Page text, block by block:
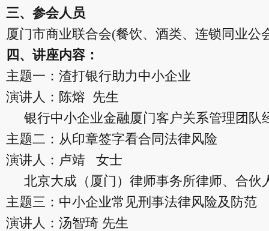
三、参会人员
厦门市商业联合会(餐饮、酒类、连锁同业公
四、讲座内容：
主题一：渣打银行助力中小企业
演讲人：陈熔 先生
银行中小企业金融厦门客户关系管理团队
主题二：从印章签字看合同法律风险
演讲人：卢靖 女士
北京大成（厦门）律师事务所律师、合伙
主题三：中小企业常见刑事法律风险及防范
演讲人：汤智琦 先生